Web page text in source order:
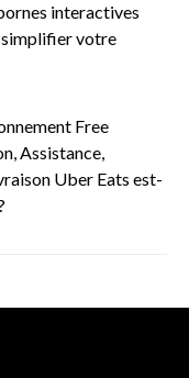
interactives
simplifier votre
Free
Assistance,
Uber Eats est-